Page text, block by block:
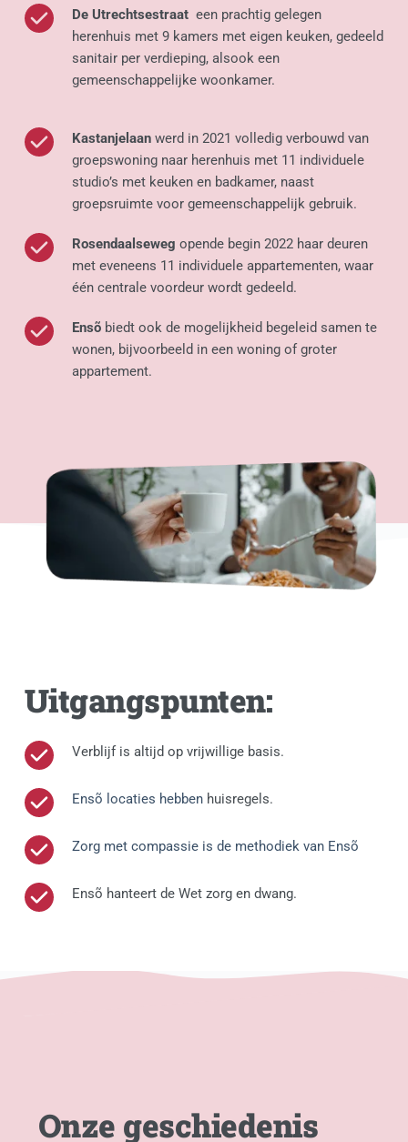
De Utrechtsestraat
  een prachtig gelegen
herenhuis met 9 kamers met eigen keuken, gedeeld
sanitair per verdieping, alsook een
gemeenschappelijke woonkamer.
Kastanjelaan werd in 2021 volledig verbouwd van
groepswoning naar herenhuis met 11 individuele
studio’s met keuken en badkamer, naast
groepsruimte voor gemeenschappelijk gebruik.
Rosendaalseweg opende begin 2022 haar deuren
met eveneens 11 individuele appartementen, waar
één centrale voordeur wordt gedeeld.
Ensõ biedt ook de mogelijkheid begeleid samen te
wonen, bijvoorbeeld in een woning of groter
appartement.
Uitgangspunten:
Verblijf is altijd op vrijwillige basis.
Ensõ locaties hebben huisregels.
Zorg met compassie is de methodiek van Ensõ
Ensõ hanteert de Wet zorg en dwang.
Onze geschiedenis